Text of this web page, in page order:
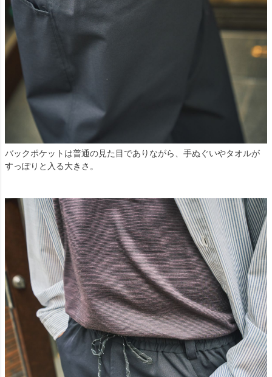
バックポケットは普通の見た目でありながら、手ぬぐいやタオルが
すっぽりと入る大きさ。